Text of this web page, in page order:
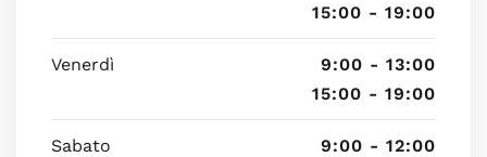
15:00 - 19:00
Venerdì
9:00 - 13:00
15:00 - 19:00
Sabato 9:00 - 12:00